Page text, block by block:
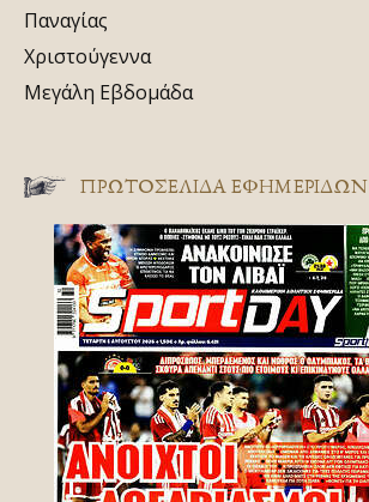
Παναγίας
Χριστούγεννα
Μεγάλη Εβδομάδα
ΠΡΩΤΟΣΈΛΙΔΑ ΕΦΗΜΕΡΊΔΩΝ